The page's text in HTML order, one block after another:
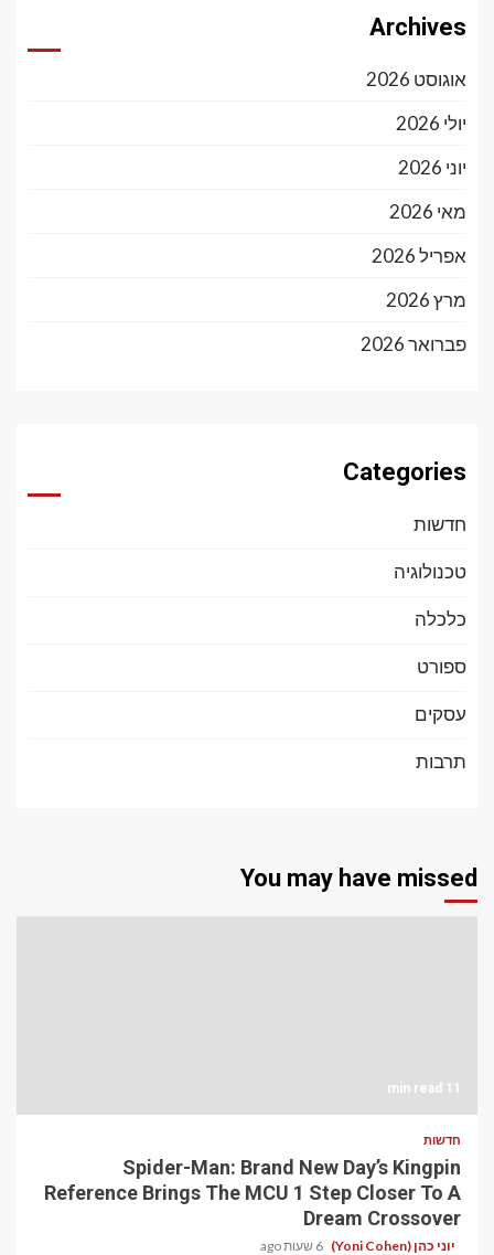
Archives
אוגוסט 2026
יולי 2026
יוני 2026
מאי 2026
אפריל 2026
מרץ 2026
פברואר 2026
Categories
חדשות
טכנולוגיה
כלכלה
ספורט
עסקים
תרבות
You may have missed
11 min read
חדשות
Spider-Man: Brand New Day’s Kingpin
Reference Brings The MCU 1 Step Closer To A
Dream Crossover
יוני כהן (Yoni Cohen) 6 שעות ago